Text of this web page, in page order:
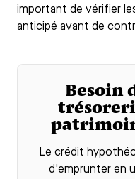
important de vérifier
anticipé avant de
Besoin
Le crédit
d'emprunter en